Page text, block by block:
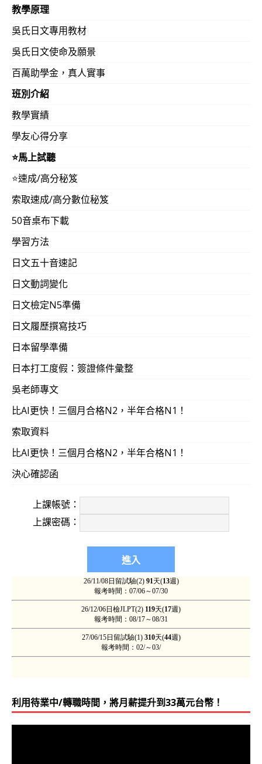
教學原理
吳氏日文專用教材
吳氏日文使命及願景
百萬助學金，真人實事
班別介紹
教學實績
學友心得分享
⭐️馬上試聽
⭐️速成/高分秘笈
索取速成/高分數位秘笈
50音桌布下載
學習方法
日文五十音速記
日文動詞變化
日文檢定N5準備
日文履歷撰寫技巧
日本留學準備
日本打工度假：簽證條件彙整
吳老師專文
比AI更快！三個月合格N2，半年合格N1！
索取資料
比AI更快！三個月合格N2，半年合格N1！
決心確認函
上課帳號：
上課密碼：
利用待業中/轉職時間，將月薪提升到33萬元台幣！